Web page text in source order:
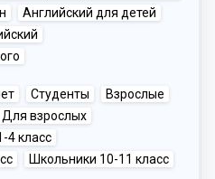
Английский для детей
Студенты
Взрослые
Для взрослых
4 класс
Школьники 10-11 класс